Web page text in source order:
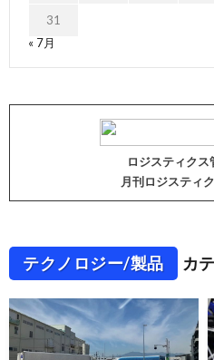
31
« 7月
ロジスティクス
月刊ロジスティ
テクノロジー/製品 カ